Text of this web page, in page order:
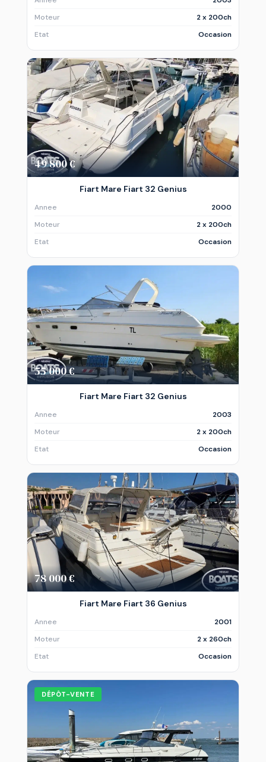
Moteur
2 x 200ch
Etat
Occasion
49 800 €
Fiart Mare Fiart 32 Genius
Annee
2000
Moteur
2 x 200ch
Etat
Occasion
55 000 €
Fiart Mare Fiart 32 Genius
Annee
2003
Moteur
2 x 200ch
Etat
Occasion
78 000 €
Fiart Mare Fiart 36 Genius
Annee
2001
Moteur
2 x 260ch
Etat
Occasion
DÉPÔT-VENTE